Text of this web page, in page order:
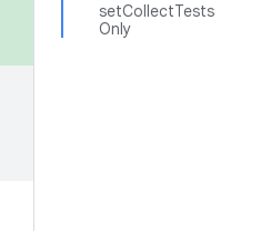
setCollectTests
Only